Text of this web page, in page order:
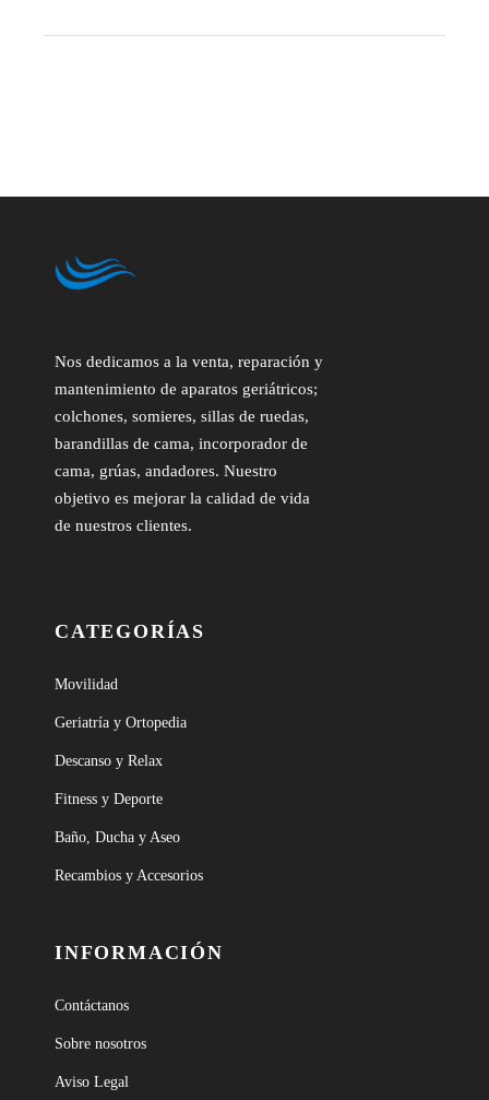
Nos dedicamos a la venta, reparación y
mantenimiento de aparatos geriátricos;
colchones, somieres, sillas de ruedas,
barandillas de cama, incorporador de
cama, grúas, andadores. Nuestro
objetivo es mejorar la calidad de vida
de nuestros clientes.
CATEGORÍAS
Movilidad
Geriatría y Ortopedia
Descanso y Relax
Fitness y Deporte
Baño, Ducha y Aseo
Recambios y Accesorios
INFORMACIÓN
Contáctanos
Sobre nosotros
Aviso Legal